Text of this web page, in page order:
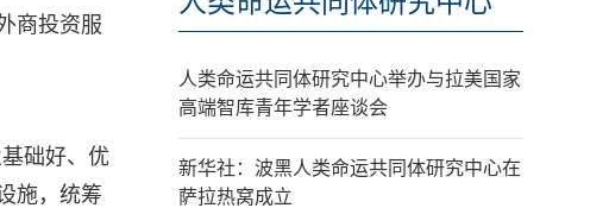
商投资服
础好、优
施，统筹
人类命运共同体研究中心举办与拉美国家
高端智库青年学者座谈会
新华社：波黑人类命运共同体研究中心在
萨拉热窝成立